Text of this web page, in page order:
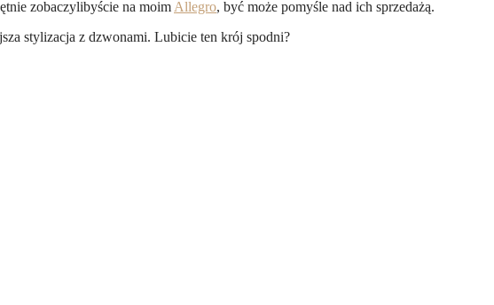
zobaczylibyście na moim Allegro, być może pomyśle nad ich sprzedażą.
stylizacja z dzwonami. Lubicie ten krój spodni?